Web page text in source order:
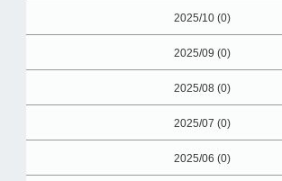
2025/10 (0)
2025/09 (0)
2025/08 (0)
2025/07 (0)
2025/06 (0)